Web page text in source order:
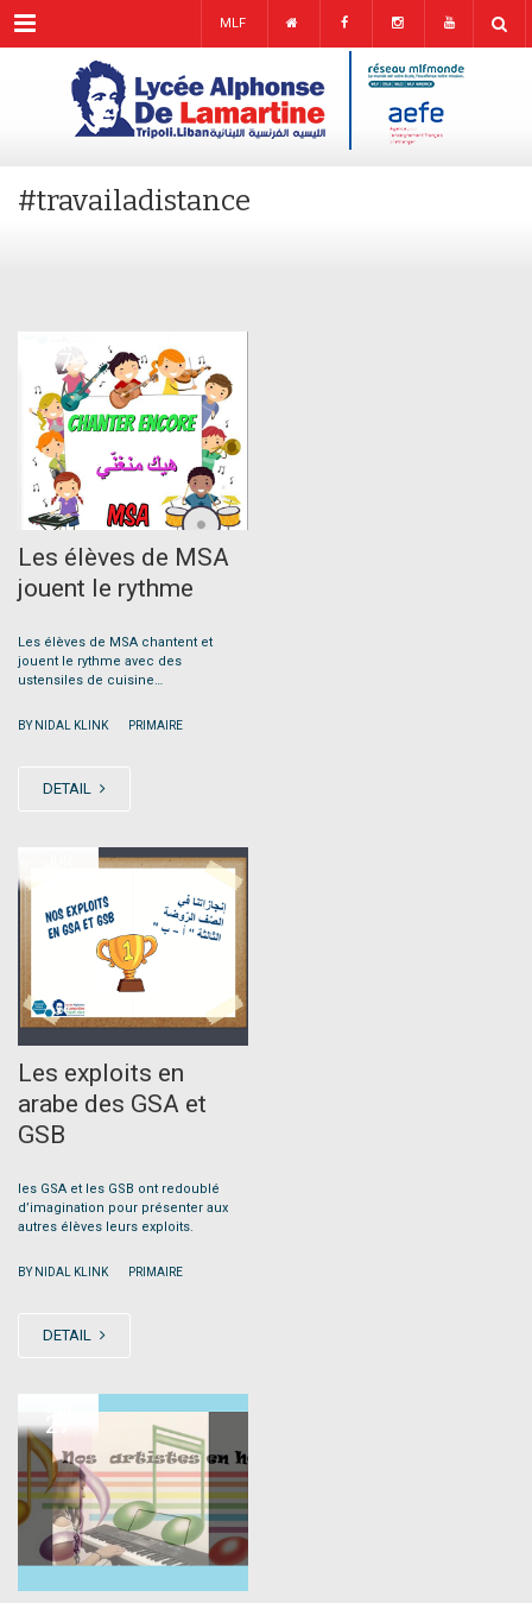
Menu MLF
#travailadistance
27
Les élèves de MSA
jouent le rythme
Les élèves de MSA chantent et
jouent le rythme avec des
ustensiles de cuisine…
BY NIDAL KLINK PRIMAIRE
DETAIL
Les exploits en
arabe des GSA et
GSB
les GSA et les GSB ont redoublé
d’imagination pour présenter aux
autres élèves leurs exploits.
BY NIDAL KLINK PRIMAIRE
DETAIL
27